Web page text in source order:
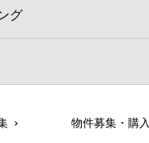
グ
物件募集・購入